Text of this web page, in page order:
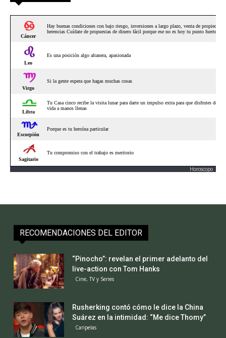
Horoscopo
RECOMENDACIONES DEL EDITOR
“Pinocho”: revelan el primer adelanto del
live-action con Tom Hanks
Cine, TV y Series
Rusherking contó cómo le dice la China
Suárez en la intimidad: “Me dice Thomy”
Caripelas